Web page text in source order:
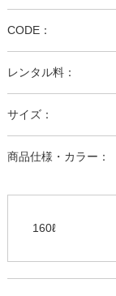
CODE：
レンタル料：
サイズ：
商品仕様・カラー：
160ℓ